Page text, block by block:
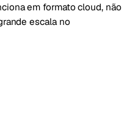
em formato cloud, não
escala no